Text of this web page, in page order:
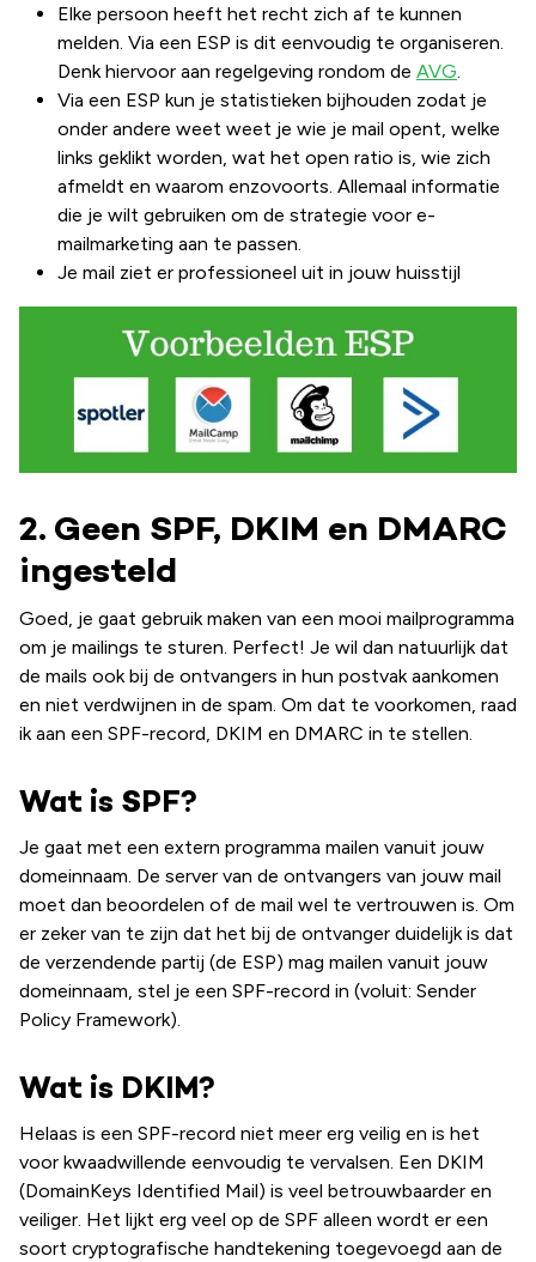
Elke persoon heeft het recht zich af te kunnen
melden. Via een ESP is dit eenvoudig te organiseren.
Denk hiervoor aan regelgeving rondom de AVG.
Via een ESP kun je statistieken bijhouden zodat je
onder andere weet weet je wie je mail opent, welke
links geklikt worden, wat het open ratio is, wie zich
afmeldt en waarom enzovoorts. Allemaal informatie
die je wilt gebruiken om de strategie voor e-
mailmarketing aan te passen.
Je mail ziet er professioneel uit in jouw huisstijl
2. Geen SPF, DKIM en DMARC
ingesteld
Goed, je gaat gebruik maken van een mooi mailprogramma
om je mailings te sturen. Perfect! Je wil dan natuurlijk dat
de mails ook bij de ontvangers in hun postvak aankomen
en niet verdwijnen in de spam. Om dat te voorkomen, raad
ik aan een SPF-record, DKIM en DMARC in te stellen.
Wat is SPF?
Je gaat met een extern programma mailen vanuit jouw
domeinnaam. De server van de ontvangers van jouw mail
moet dan beoordelen of de mail wel te vertrouwen is. Om
er zeker van te zijn dat het bij de ontvanger duidelijk is dat
de verzendende partij (de ESP) mag mailen vanuit jouw
domeinnaam, stel je een SPF-record in (voluit: Sender
Policy Framework).
Wat is DKIM?
Helaas is een SPF-record niet meer erg veilig en is het
voor kwaadwillende eenvoudig te vervalsen. Een DKIM
(DomainKeys Identified Mail) is veel betrouwbaarder en
veiliger. Het lijkt erg veel op de SPF alleen wordt er een
soort cryptografische handtekening toegevoegd aan de